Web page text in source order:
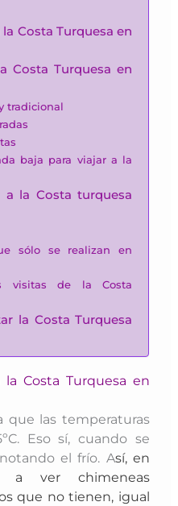
Costa Turquesa en
Costa Turquesa en
tradicional
baja para viajar a la
a la Costa turquesa
sólo se realizan en
visitas de la Costa
la Costa Turquesa
Costa Turquesa en
que las temperaturas
Eso sí, cuando se
el frío. Así, en
a ver chimeneas
que no tienen, igual